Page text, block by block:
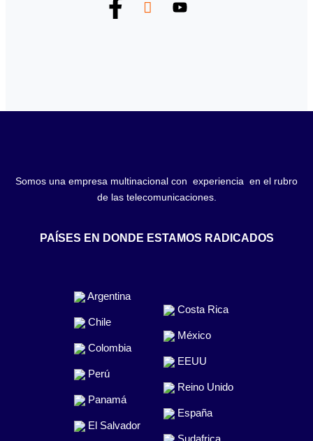
Somos una empresa multinacional con experiencia en el rubro
de las telecomunicaciones.
PAÍSES EN DONDE ESTAMOS RADICADOS
Argentina
Chile
Colombia
Perú
Panamá
El Salvador
Costa Rica
México
EEUU
Reino Unido
España
Sudafrica